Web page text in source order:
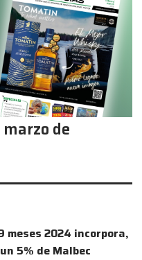
meses 2024 incorpora,
5% de Malbec
de